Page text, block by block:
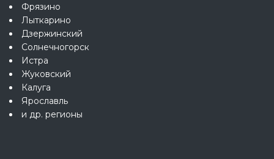
Фрязино
Лыткарино
Дзержинский
Солнечногорск
Истра
Жуковский
Калуга
Ярославль
и др. регионы